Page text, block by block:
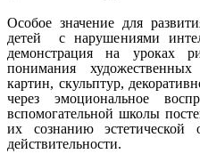
Особое значение для
детей с нарушениями
демонстрация на уроках
понимания
картин, скульптур,
через эмоциональное
вспомогательной школы
их сознанию
действительности.